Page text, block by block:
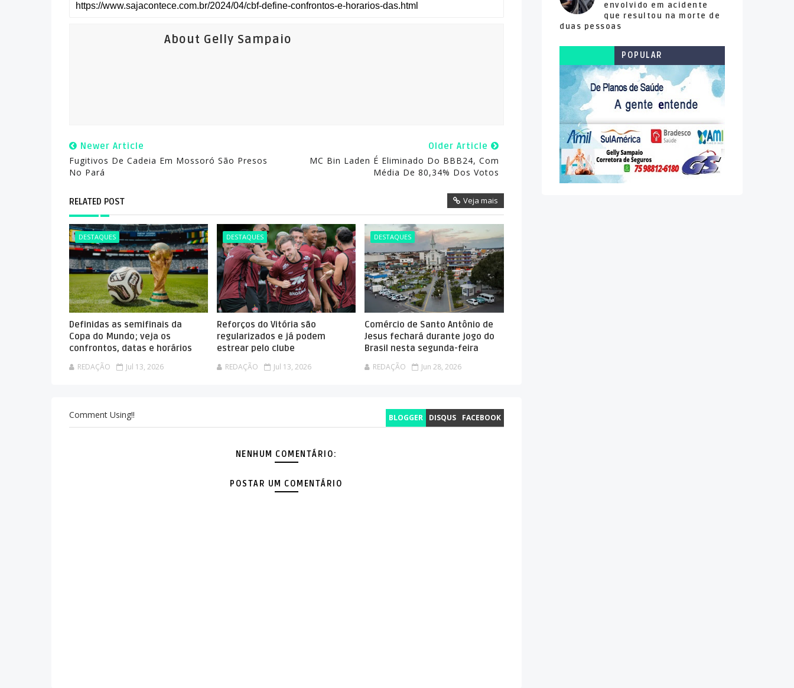
About Gelly Sampaio
Newer Article
Fugitivos De Cadeia Em Mossoró São Presos
No Pará
Older Article
MC Bin Laden É Eliminado Do BBB24, Com
Média De 80,34% Dos Votos
RELATED POST Veja mais
DESTAQUES
Definidas as semifinais da
Copa do Mundo; veja os
confrontos, datas e horários
REDAÇÃO Jul 13, 2026
DESTAQUES
Reforços do Vitória são
regularizados e já podem
estrear pelo clube
REDAÇÃO Jul 13, 2026
DESTAQUES
Comércio de Santo Antônio de
Jesus fechará durante jogo do
Brasil nesta segunda-feira
REDAÇÃO Jun 28, 2026
BLOGGER DISQUS FACEBOOK
Comment Using!!
NENHUM COMENTÁRIO:
POSTAR UM COMENTÁRIO
envolvido em acidente
que resultou na morte de
duas pessoas
POPULAR